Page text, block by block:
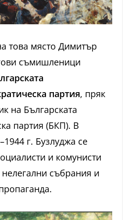
това място Димитър
съмишленици
партия, пряк
на Българската
партия (БКП). В
г. Бузлуджа се
и комунисти
нелегални събрания и